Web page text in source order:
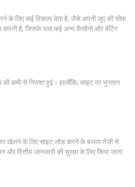
के लिए कई विकल्प देता है, जैसे अपनी जुए की सीमा
कंपनी है, जिसके पास कई अन्य कैसीनो और बेटिंग
कमी से निराशा हुई। हालाँकि, साइट पर भुगतान
खेलने के लिए साइट लोड करने के बजाय तेज़ी से
जानकारी की सुरक्षा के लिए किया जाता